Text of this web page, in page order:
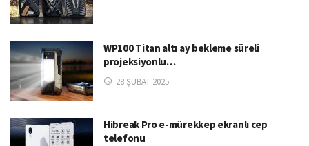
WP100 Titan altı ay bekleme süreli
projeksiyonlu…
28 ŞUBAT 2025
Hibreak Pro e-mürekkep ekranlı cep
telefonu